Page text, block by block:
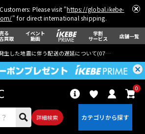
Please visit "https://global.ikebe-
" for direct international shipping.
る
買取
イベント
動画
学割
サービス 店舗一覧
生した地震に伴う配送の遅延について(07月29日
詳細検索
0